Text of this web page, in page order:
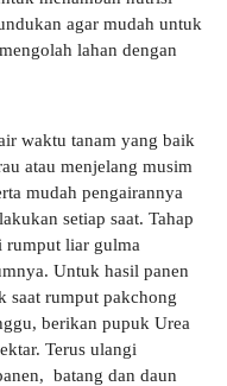
agar mudah untuk
lahan dengan
waktu tanam yang baik
atau menjelang musim
mudah pengairannya
setiap saat. Tahap
rumput liar gulma
Untuk hasil panen
saat rumput pakchong
berikan pupuk Urea
Terus ulangi
batang dan daun